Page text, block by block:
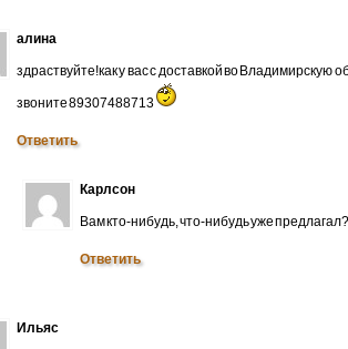
алина
здраствуйте!как у вас с доставкой во Владимирскую
звоните 89307488713
Ответить
Карлсон
Вам кто-нибудь, что-нибудь уже
Ответить
Ильяс